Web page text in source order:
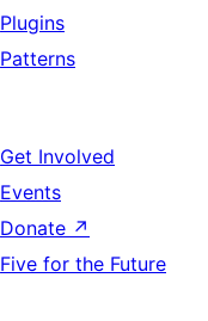
Plugins
Patterns
Get Involved
Events
Donate ↗
Five for the Future